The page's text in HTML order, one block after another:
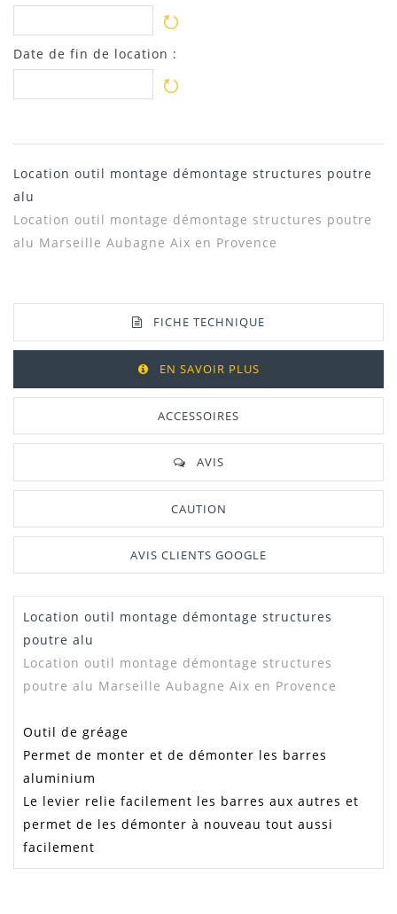
Date de fin de location :
Location outil montage démontage structures poutre
alu
Location outil montage démontage structures poutre
alu Marseille Aubagne Aix en Provence
FICHE TECHNIQUE
EN SAVOIR PLUS
ACCESSOIRES
AVIS
CAUTION
AVIS CLIENTS GOOGLE
Dispo 6
Location outil montage démontage structures
poutre alu
Location outil montage démontage structures
poutre alu Marseille Aubagne Aix en Provence
Outil de gréage
Permet de monter et de démonter les barres
aluminium
Le levier relie facilement les barres aux autres et
permet de les démonter à nouveau tout aussi
facilement